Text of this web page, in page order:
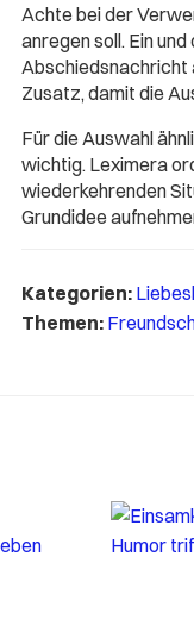
Achte bei der
anregen soll. Ein
Abschiedsnachricht
Zusatz, damit die
Für die Auswahl
wichtig. Leximera
wiederkehrenden
Grundidee
Kategorien:
Themen: